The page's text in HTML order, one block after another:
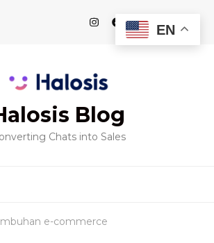
Blog
Chats into Sales
e-commerce
EN